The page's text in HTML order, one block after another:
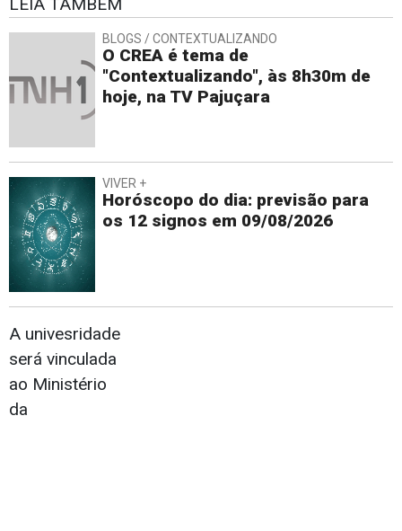
LEIA TAMBÉM
BLOGS / CONTEXTUALIZANDO
O CREA é tema de
"Contextualizando", às 8h30m de
hoje, na TV Pajuçara
VIVER +
Horóscopo do dia: previsão para
os 12 signos em 09/08/2026
A univesridade
será vinculada
ao Ministério
da